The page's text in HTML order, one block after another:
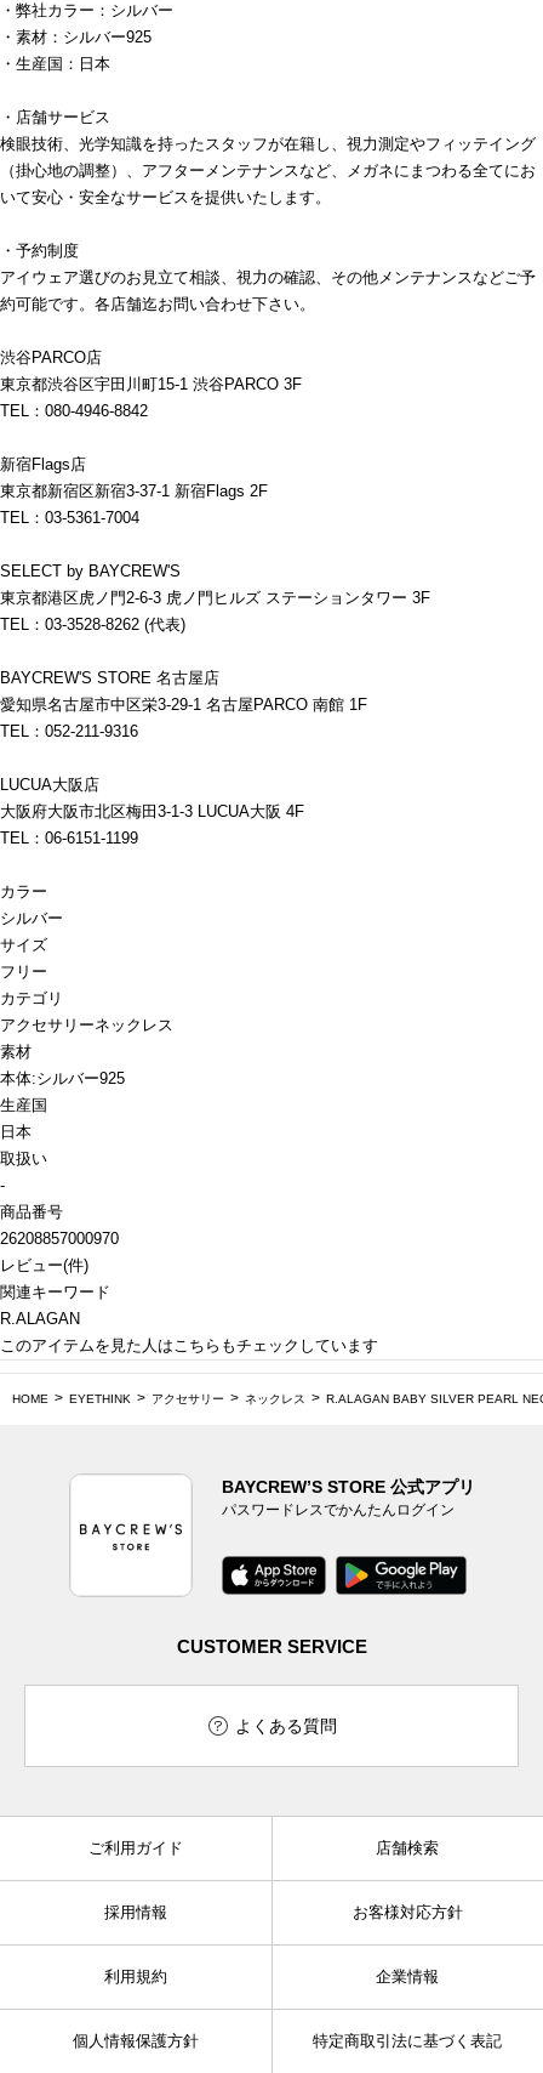
・弊社カラー：シルバー
・素材：シルバー925
・生産国：日本
・店舗サービス
検眼技術、光学知識を持ったスタッフが在籍し、視力測定やフィッテイング
（掛心地の調整）、アフターメンテナンスなど、メガネにまつわる全てにお
いて安心・安全なサービスを提供いたします。
・予約制度
アイウェア選びのお見立て相談、視力の確認、その他メンテナンスなどご予
約可能です。各店舗迄お問い合わせ下さい。
渋谷PARCO店
東京都渋谷区宇田川町15-1 渋谷PARCO 3F
TEL：080-4946-8842
新宿Flags店
東京都新宿区新宿3-37-1 新宿Flags 2F
TEL：03-5361-7004
SELECT by BAYCREW'S
東京都港区虎ノ門2-6-3 虎ノ門ヒルズ ステーションタワー 3F
TEL：03-3528-8262 (代表)
BAYCREW'S STORE 名古屋店
愛知県名古屋市中区栄3-29-1 名古屋PARCO 南館 1F
TEL：052-211-9316
LUCUA大阪店
大阪府大阪市北区梅田3-1-3 LUCUA大阪 4F
TEL：06-6151-1199
カラー
シルバー
サイズ
フリー
カテゴリ
アクセサリーネックレス
素材
本体:シルバー925
生産国
日本
取扱い
-
商品番号
26208857000970
レビュー(件)
関連キーワード
R.ALAGAN
このアイテムを見た人はこちらもチェックしています
HOME EYETHINK アクセサリー ネックレス R.ALAGAN BABY SILVER PEARL
BAYCREW’S STORE 公式アプリ
パスワードレスでかんたんログイン
CUSTOMER SERVICE
よくある質問
ご利用ガイド 店舗検索
採用情報 お客様対応方針
利用規約 企業情報
個人情報保護方針 特定商取引法に基づく表記